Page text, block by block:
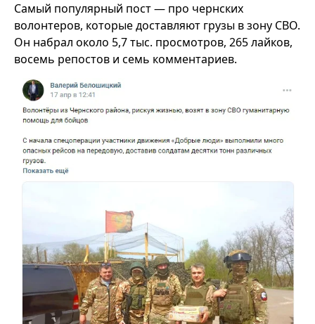
Самый популярный пост — про чернских
волонтеров, которые доставляют грузы в зону СВО.
Он набрал около 5,7 тыс. просмотров, 265 лайков,
восемь репостов и семь комментариев.